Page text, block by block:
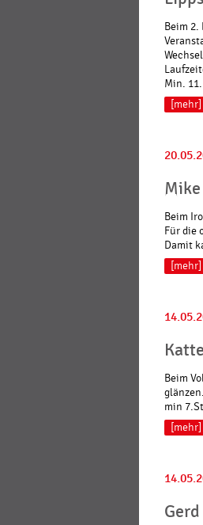
Beim
Min.
[mehr]
Beim
Für die
Damit
[mehr]
Beim
min
[mehr]